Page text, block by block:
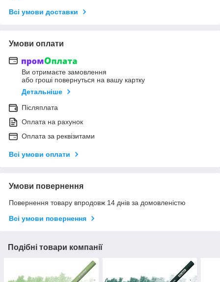
Всі умови доставки
Умови оплати
Ви отримаєте замовлення
або гроші повернуться на вашу картку
Детальніше
Післяплата
Оплата на рахунок
Оплата за реквізитами
Всі умови оплати
Умови повернення
Повернення товару впродовж 14 днів за домовленістю
Всі умови повернення
Подібні товари компанії